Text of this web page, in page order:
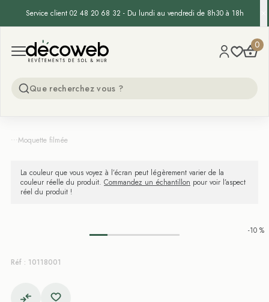
Service client 02 48 20 68 32 - Du lundi au vendredi de 8h30 à 18h
Open menu
Decoweb 0
...Moquette filmée
La couleur que vous voyez à l’écran peut légèrement varier de la
couleur réelle du produit. Commandez un échantillon pour voir l’aspect
réel du produit !
-10 %
Réf : 10118001